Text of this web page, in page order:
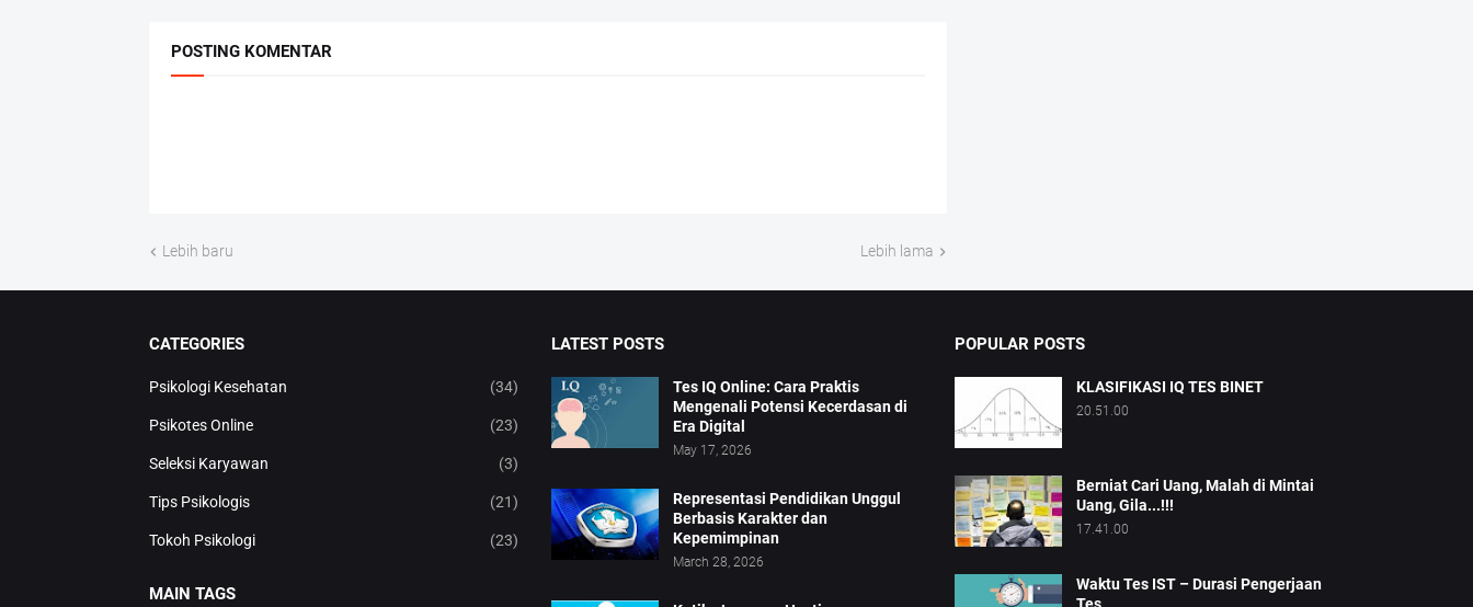
POSTING KOMENTAR
Lebih baru Lebih lama
CATEGORIES
Psikologi Kesehatan (34)
Psikotes Online (23)
Seleksi Karyawan (3)
Tips Psikologis (21)
Tokoh Psikologi (23)
MAIN TAGS
LATEST POSTS
Tes IQ Online: Cara Praktis
Mengenali Potensi Kecerdasan di
Era Digital
May 17, 2026
Representasi Pendidikan Unggul
Berbasis Karakter dan
Kepemimpinan
March 28, 2026
POPULAR POSTS
KLASIFIKASI IQ TES BINET
20.51.00
Berniat Cari Uang, Malah di Mintai
Uang, Gila...!!!
17.41.00
Waktu Tes IST – Durasi Pengerjaan